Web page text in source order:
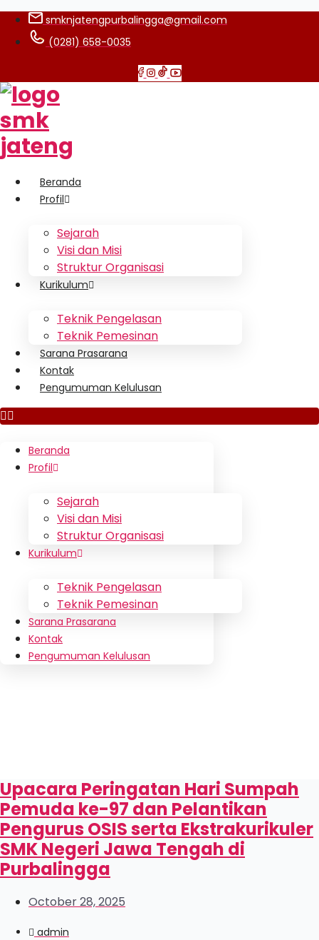
smknjatengpurbalingga@gmail.com
(0281) 658-0035
Beranda
Profil
Sejarah
Visi dan Misi
Struktur Organisasi
Kurikulum
Teknik Pengelasan
Teknik Pemesinan
Sarana Prasarana
Kontak
Pengumuman Kelulusan
Beranda
Profil
Sejarah
Visi dan Misi
Struktur Organisasi
Kurikulum
Teknik Pengelasan
Teknik Pemesinan
Sarana Prasarana
Kontak
Pengumuman Kelulusan
Upacara Peringatan Hari Sumpah
Pemuda ke-97 dan Pelantikan
Pengurus OSIS serta Ekstrakurikuler
SMK Negeri Jawa Tengah di
Purbalingga
October 28, 2025
admin